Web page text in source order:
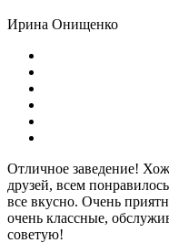
Ирина Онищенко
Отличное заведение!
друзей, всем
все вкусно. Очень
очень классные,
советую!